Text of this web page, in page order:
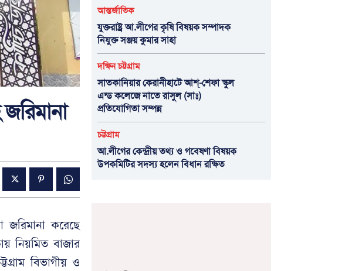
জরিমানা করেছে
নিয়মিত বাজার
বিভাগীয় ও
আন্তর্জাতিক
যুক্তরাষ্ট্র আ.লীগের কৃষি বিষয়ক সম্পাদক
নিযুক্ত সঞ্জয় কুমার সাহা
দক্ষিন চট্টগ্রাম
সাতকানিয়ার কেরানীহাটে আশ্-শেফা স্কুল
এন্ড কলেজে নাতে রাসুল (সাঃ)
প্রতিযোগিতা সম্পন্ন
চট্টগ্রাম
আ.লীগের কেন্দ্রীয় তথ্য ও গবেষণা বিষয়ক
উপকমিটির সদস্য হলেন বিধান রক্ষিত